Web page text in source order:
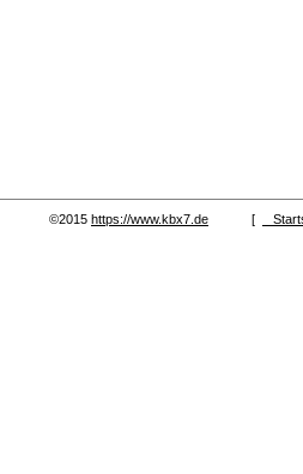
©2015 https://www.kbx7.de [